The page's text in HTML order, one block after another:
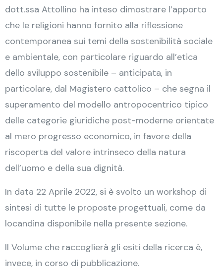
dott.ssa Attollino ha inteso dimostrare l’apporto
che le religioni hanno fornito alla riflessione
contemporanea sui temi della sostenibilità sociale
e ambientale, con particolare riguardo all’etica
dello sviluppo sostenibile – anticipata, in
particolare, dal Magistero cattolico – che segna il
superamento del modello antropocentrico tipico
delle categorie giuridiche post-moderne orientate
al mero progresso economico, in favore della
riscoperta del valore intrinseco della natura
dell’uomo e della sua dignità.
In data 22 Aprile 2022, si è svolto un workshop di
sintesi di tutte le proposte progettuali, come da
locandina disponibile nella presente sezione.
Il Volume che raccoglierà gli esiti della ricerca è,
invece, in corso di pubblicazione.